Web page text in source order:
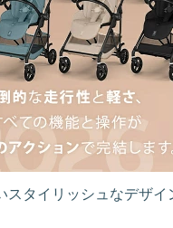
スタイリッシュなデザイ